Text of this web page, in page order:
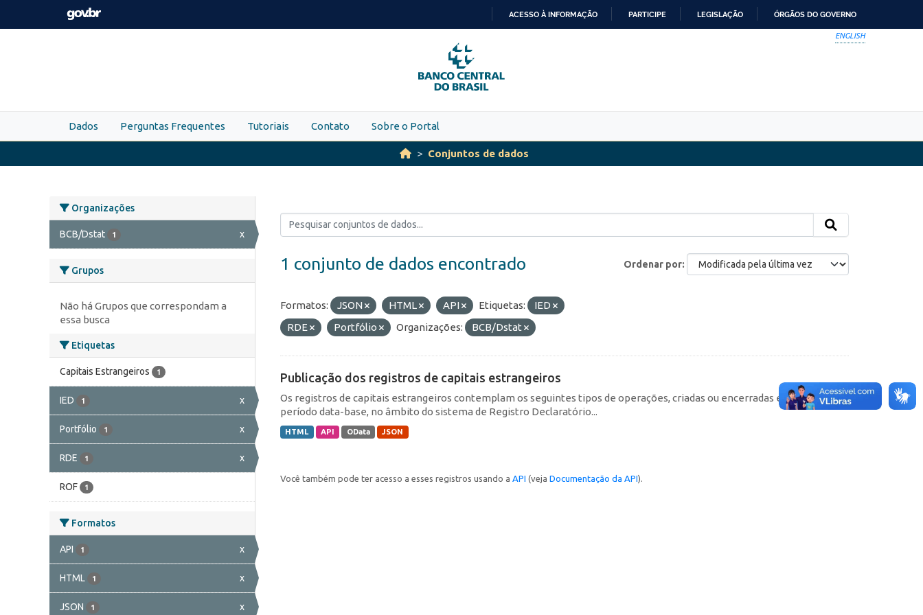
Skip to main content
PARA
O
CONTEÚDO
ACESSO À INFORMAÇÃO PARTICIPE LEGISLAÇÃO ÓRGÃOS DO GOVERNO
ENGLISH
Dados Perguntas Frequentes Tutoriais Contato Sobre o Portal
Conjuntos de dados
Organizações
BCB/Dstat 1 x
Grupos
Não há Grupos que correspondam a
essa busca
Etiquetas
Capitais Estrangeiros 1
IED 1 x
Portfólio 1 x
RDE 1 x
ROF 1
Formatos
API 1 x
HTML 1 x
JSON 1 x
Ordenar por
1 conjunto de dados encontrado
Formatos: JSON HTML API Etiquetas:
IED
RDE
Portfólio Organizações: BCB/Dstat
Publicação dos registros de capitais estrangeiros
Os registros de capitais estrangeiros contemplam os seguintes tipos de operações, criadas ou encerradas em cada
período data-base, no âmbito do sistema de Registro Declaratório...
HTML API OData JSON
Você também pode ter acesso a esses registros usando a API (veja Documentação da API).